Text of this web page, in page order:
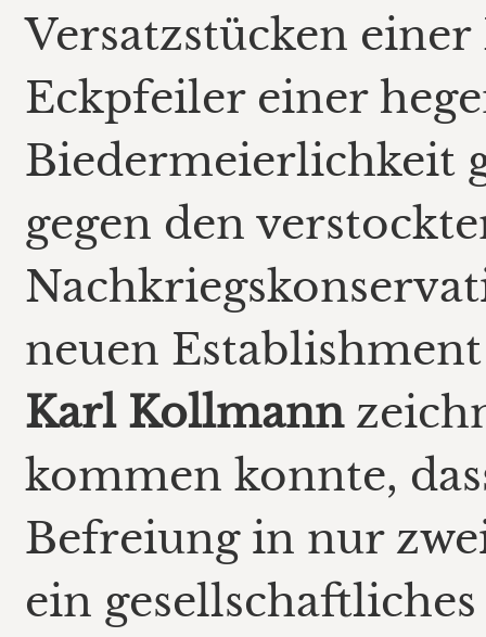
Versatzstücken
Eckpfeiler einer
Biedermeierlichkeit
gegen den
neuen
Karl Kollmann
kommen konnte,
Befreiung in nur
ein